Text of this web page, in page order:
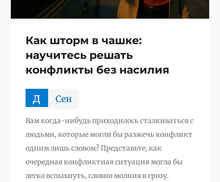
Как шторм в чашке:
научитесь решать
конфликты без насилия
д Сен
Вам когда-нибудь приходилось сталкиваться с
людьми, которые могли бы разжечь конфликт
одним лишь словом? Представьте, как
очередная конфликтная ситуация могла бы
легко вспыхнуть, словно молния в грозу.